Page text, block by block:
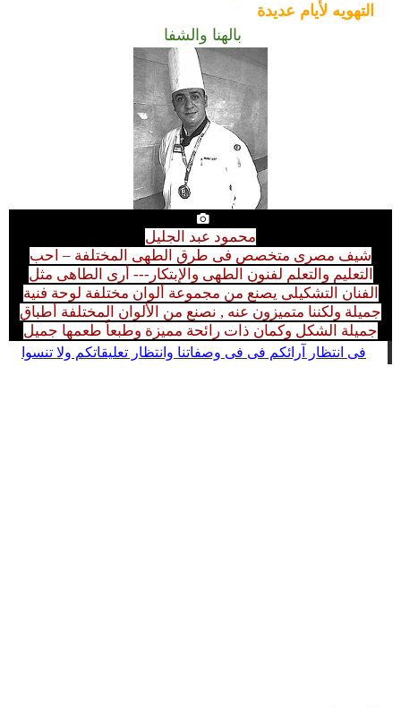
التهويه لأيام عديدة
بالهنا والشفا
محمود عبد الجليل
شيف مصرى متخصص فى طرق الطهى المختلفة – احب
التعليم والتعلم لفنون الطهى والإبتكار--- أرى الطاهى مثل
الفنان التشكيلى يصنع من مجموعة ألوان مختلفة لوحة فنية
جميلة ولكننا متميزون عنه , نصنع من الألوان المختلفة أطباق
جميلة الشكل وكمان ذات رائحة مميزة وطبعاً طعمها جميل
فى انتظار آرائكم فى فى وصفاتنا وانتظار تعليقاتكم ولا تنسوا